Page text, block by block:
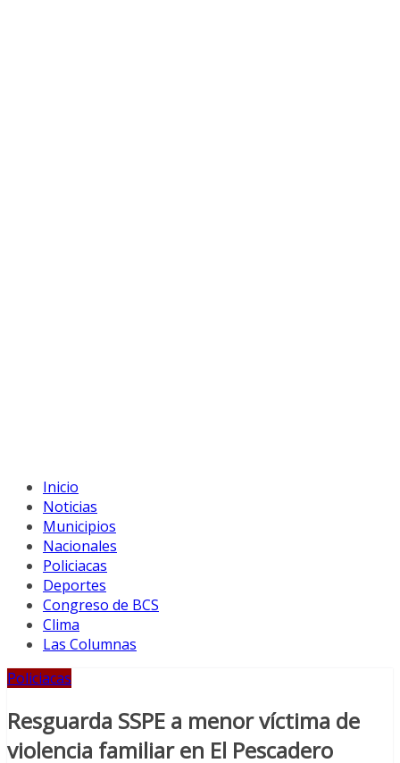
Inicio
Noticias
Municipios
Nacionales
Policiacas
Deportes
Congreso de BCS
Clima
Las Columnas
Policiacas
Resguarda SSPE a menor víctima de
violencia familiar en El Pescadero